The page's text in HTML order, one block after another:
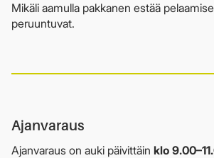
Mikäli aamulla pakkanen estää
peruuntuvat.
Ajanvaraus
Ajanvaraus on auki päivittäin klo